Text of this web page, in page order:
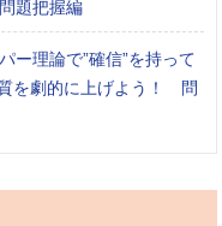
題把握編
ー理論で”確信”を持って
を劇的に上げよう！ 問